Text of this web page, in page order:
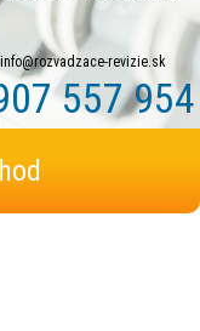
info@rozvadzace-revizie.sk
557 954